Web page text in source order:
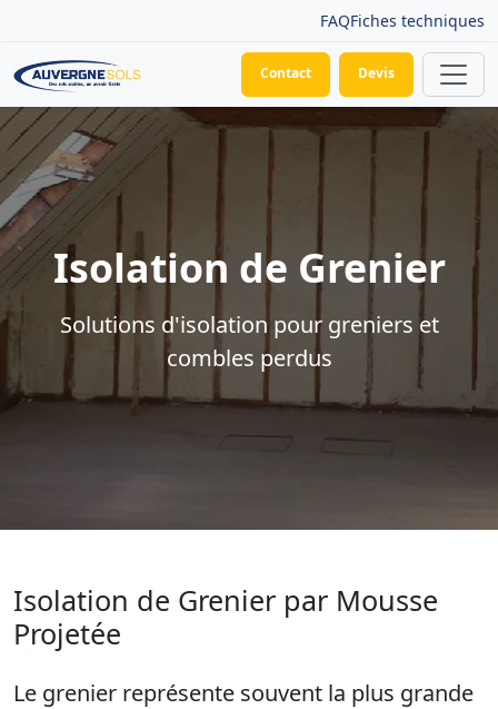
FAQFiches techniques
Contact Devis
Isolation de Grenier
Solutions d'isolation pour greniers et
combles perdus
Isolation de Grenier par Mousse
Projetée
Le grenier représente souvent la plus grande